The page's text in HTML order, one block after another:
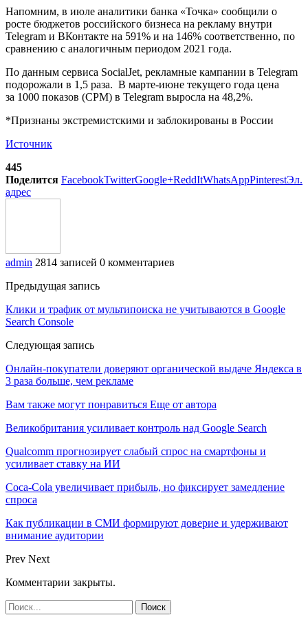
Напомним, в июле аналитики банка «Точка» сообщили о
росте бюджетов российского бизнеса на рекламу внутри
Telegram и ВКонтакте на 591% и на 146% соответственно, по
сравнению с аналогичным периодом 2021 года.
По данным сервиса SocialJet, рекламные кампании в Telegram
подорожали в 1,5 раза. В марте-июне текущего года цена
за 1000 показов (CPM) в Telegram выросла на 48,2%.
*Признаны экстремистскими и заблокированы в России
Источник
445
Поделится FacebookTwitterGoogle+ReddItWhatsAppPinterestЭл.
адрес
admin 2814 записей 0 комментариев
Предыдущая запись
Клики и трафик от мультипоиска не учитываются в Google
Search Console
Следующая запись
Онлайн-покупатели доверяют органической выдаче Яндекса в
3 раза больше, чем рекламе
Вам также могут понравиться Еще от автора
Великобритания усиливает контроль над Google Search
Qualcomm прогнозирует слабый спрос на смартфоны и
усиливает ставку на ИИ
Coca-Cola увеличивает прибыль, но фиксирует замедление
спроса
Как публикации в СМИ формируют доверие и удерживают
внимание аудитории
Prev Next
Комментарии закрыты.